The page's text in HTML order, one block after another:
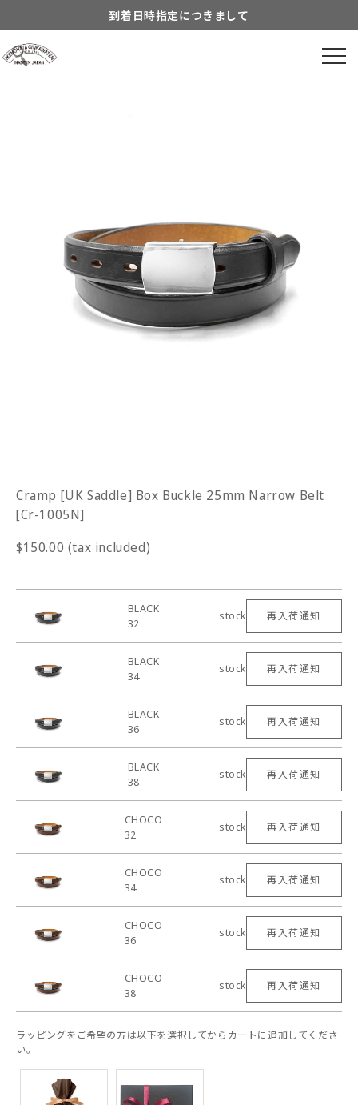
到着日時指定につきまして
Cramp [UK Saddle] Box Buckle 25mm Narrow Belt
[Cr-1005N]
$150.00 (tax included)
BLACK
32
stock 再入荷通知
BLACK
34
stock 再入荷通知
BLACK
36
stock 再入荷通知
BLACK
38
stock 再入荷通知
CHOCO
32
stock 再入荷通知
CHOCO
34
stock 再入荷通知
CHOCO
36
stock 再入荷通知
CHOCO
38
stock 再入荷通知
ラッピングをご希望の方は以下を選択してからカートに追加してくださ
い。